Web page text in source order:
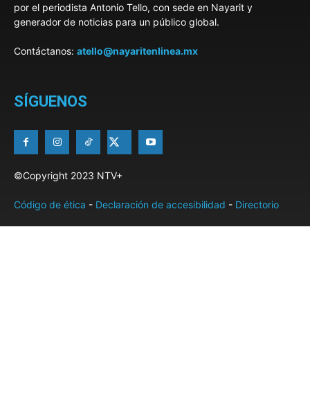
por el periodista Antonio Tello, con sede en Nayarit y
generador de noticias para un público global.
Contáctanos: atello@nayaritenlinea.mx
SÍGUENOS
©Copyright 2023 NTV+
Código de ética - Declaración de accesibilidad - Directorio